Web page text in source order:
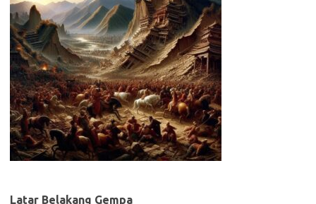
Latar Belakang Gempa